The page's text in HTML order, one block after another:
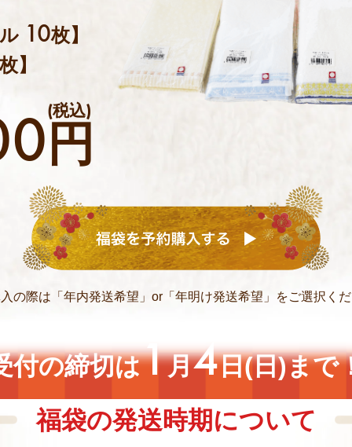
10枚】
枚】
円
の際は 「年内発送希望」or「年明け発送希望」をご選択く
付の締切は1月4日(日)まで
福袋の発送時期について